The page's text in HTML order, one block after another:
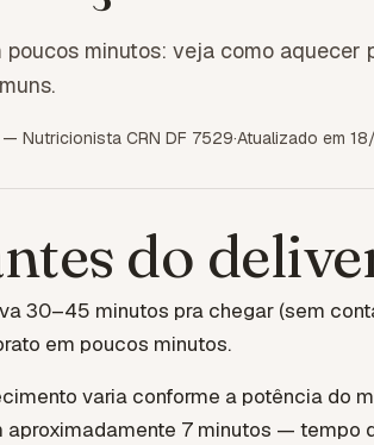
poucos minutos: veja como
Nutricionista CRN DF 7529·Atualizado em
do
30–45 minutos pra chegar (sem
em poucos minutos.
varia conforme a potência do
aproximadamente 7 minutos — tempo